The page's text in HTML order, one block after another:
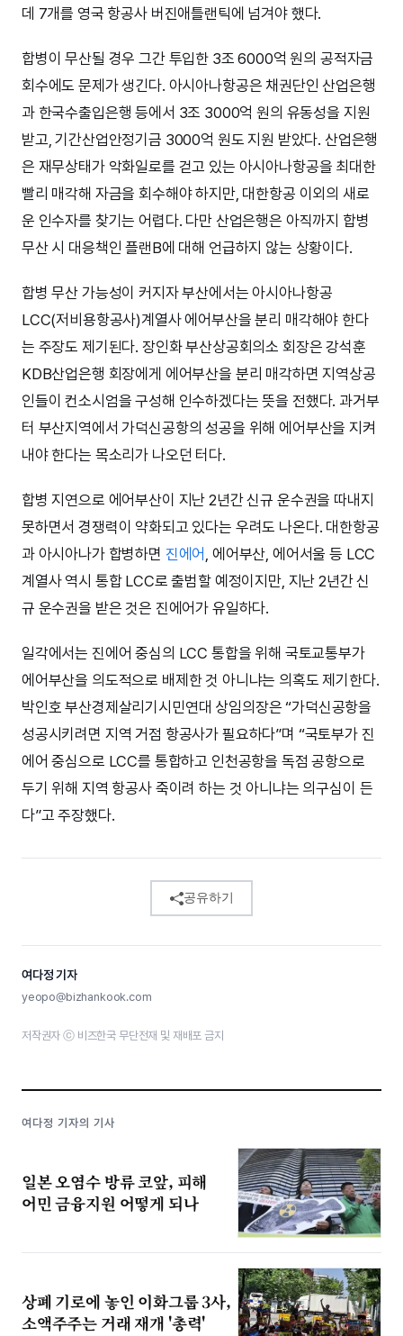
데 7개를 영국 항공사 버진애틀랜틱에 넘겨야 했다.
합병이 무산될 경우 그간 투입한 3조 6000억 원의 공적자금
회수에도 문제가 생긴다. 아시아나항공은 채권단인 산업은행
과 한국수출입은행 등에서 3조 3000억 원의 유동성을 지원
받고, 기간산업안정기금 3000억 원도 지원 받았다. 산업은행
은 재무상태가 악화일로를 걷고 있는 아시아나항공을 최대한
빨리 매각해 자금을 회수해야 하지만, 대한항공 이외의 새로
운 인수자를 찾기는 어렵다. 다만 산업은행은 아직까지 합병
무산 시 대응책인 플랜B에 대해 언급하지 않는 상황이다.
합병 무산 가능성이 커지자 부산에서는 아시아나항공
LCC(저비용항공사)계열사 에어부산을 분리 매각해야 한다
는 주장도 제기된다. 장인화 부산상공회의소 회장은 강석훈
KDB산업은행 회장에게 에어부산을 분리 매각하면 지역상공
인들이 컨소시엄을 구성해 인수하겠다는 뜻을 전했다. 과거부
터 부산지역에서 가덕신공항의 성공을 위해 에어부산을 지켜
내야 한다는 목소리가 나오던 터다.
합병 지연으로 에어부산이 지난 2년간 신규 운수권을 따내지
못하면서 경쟁력이 약화되고 있다는 우려도 나온다. 대한항공
과 아시아나가 합병하면 진에어 , 에어부산, 에어서울 등 LCC
계열사 역시 통합 LCC로 출범할 예정이지만, 지난 2년간 신
규 운수권을 받은 것은 진에어가 유일하다.
일각에서는 진에어 중심의 LCC 통합을 위해 국토교통부가
에어부산을 의도적으로 배제한 것 아니냐는 의혹도 제기한다.
박인호 부산경제살리기시민연대 상임의장은 “가덕신공항을
성공시키려면 지역 거점 항공사가 필요하다”며 “국토부가 진
에어 중심으로 LCC를 통합하고 인천공항을 독점 공항으로
두기 위해 지역 항공사 죽이려 하는 것 아니냐는 의구심이 든
다”고 주장했다.
공유하기
여다정 기자
yeopo@bizhankook.com
저작권자 ⓒ 비즈한국 무단전재 및 재배포 금지
여다정 기자의 기사
일본 오염수 방류 코앞, 피해
어민 금융지원 어떻게 되나
상폐 기로에 놓인 이화그룹 3사,
소액주주는 거래 재개 '총력'